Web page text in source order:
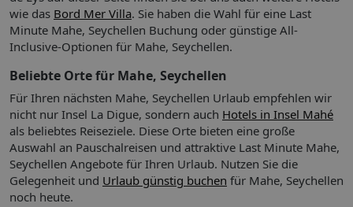
So wohnen Sie:
Gartenseite, Gartenblick, ca. 56 m², Gesamtanzahl der
Räume in diesem Zimmertyp: 2, Aufteilung wie folgt:
Wohnzimmer, 1 Schlafzimmer, 1 Doppelbett, Babybett:
ohne Gebühr, Anfrage & Reservierung notwendig,
Klimaanlage: ohne Gebühr, individuell regelbar,
Fußboden: Fliesenboden, Safe: ohne Gebühr,
Deckenventilator, Küche, Kühlschrank, Kochplatte,
Mikrowelle, Kaffee-/Teezubereiter, Wasserkocher,
wie das Bord Mer Villa. Sie haben die Wahl für eine Last
Minute Mahe, Seychellen Buchung oder günstige All-
Inclusive-Optionen für Mahe, Seychellen.
Beliebte Orte für Mahe, Seychellen
Für Ihren nächsten Mahe, Seychellen Urlaub empfehlen wir
nicht nur Insel La Digue, sondern auch Hotels in Insel Mahé
als beliebtes Reiseziele. Diese Orte bieten eine große
Auswahl an Pauschalreisen und attraktive Last Minute Mahe,
Seychellen Angebote für Ihren Urlaub. Nutzen Sie die
Gelegenheit und Urlaub günstig buchen für Mahe, Seychellen
noch heute.